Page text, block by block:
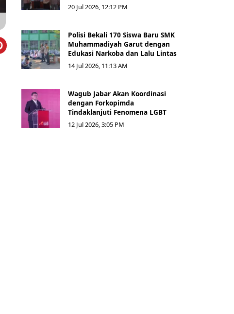
20 Jul 2026, 12:12 PM
Polisi Bekali 170 Siswa Baru SMK
Muhammadiyah Garut dengan
Edukasi Narkoba dan Lalu Lintas
14 Jul 2026, 11:13 AM
Wagub Jabar Akan Koordinasi
dengan Forkopimda
Tindaklanjuti Fenomena LGBT
12 Jul 2026, 3:05 PM